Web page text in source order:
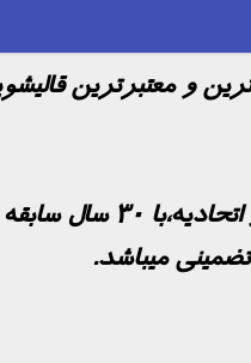
و معتبرترین
قالیشویی در اصفهان یکی از بزرگترین
میباشد.